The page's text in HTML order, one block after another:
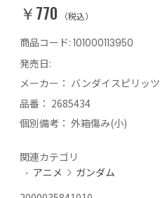
￥770 （税込）
商品コード: 101000113950
発売日:
メーカー： バンダイスピリッツ
品番： 2685434
個別備考： 外箱傷み(小)
関連カテゴリ
アニメ
ガンダム